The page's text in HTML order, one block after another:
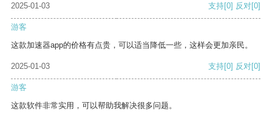
2025-01-03 支持[0] 反对[0]
游客
这款加速器app的价格有点贵，可以适当降低一些，这样会更加亲民。
2025-01-03 支持[0] 反对[0]
游客
这款软件非常实用，可以帮助我解决很多问题。